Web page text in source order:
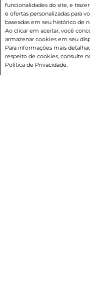
Caso queira comprar
suas compras:
Entrega em casa
valor válido é o do
Compras sujeitas a
podem ser canceladas
de garantir o acesso
nossas promoções, a
promocionais poderá
cliente. Os preços,
o e-commerce e
funcionalidades do site, e
e ofertas personalizadas para
baseadas em seu histórico de
Ao clicar em aceitar, você
armazenar cookies em seu
Para informações mais
respeito de cookies, consulte
Política de Privacidade.